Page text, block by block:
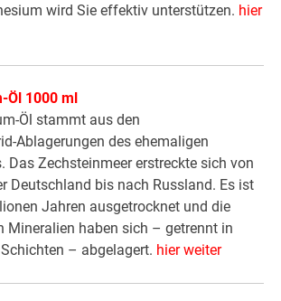
wird Sie effektiv unterstützen. hier
1000 ml
Öl stammt aus den
Ablagerungen des ehemaligen
Das Zechsteinmeer erstreckte sich von
Deutschland bis nach Russland. Es ist
Jahren ausgetrocknet und die
Mineralien haben sich – getrennt in
– abgelagert. hier weiter